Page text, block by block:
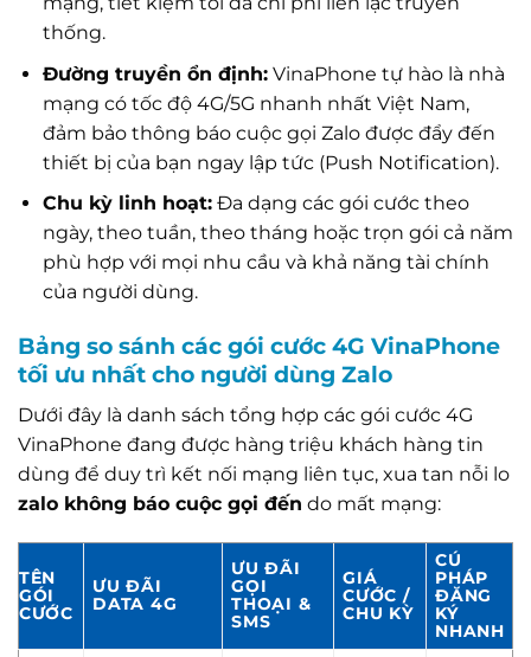
thống.
Đường truyền ổn định:VinaPhone tự hào là nhà
mạng có tốc độ 4G/5G nhanh nhất Việt Nam,
đảm bảo thông báo cuộc gọi Zalo được đẩy đến
thiết bị của bạn ngay lập tức (Push Notification).
Chu kỳ linh hoạt:Đa dạng các gói cước theo
ngày, theo tuần, theo tháng hoặc trọn gói cả năm
phù hợp với mọi nhu cầu và khả năng tài chính
của người dùng.
Bảng so sánh các gói cước 4G VinaPhone
tối ưu nhất cho người dùng Zalo
Dưới đây là danh sách tổng hợp các gói cước 4G
VinaPhone đang được hàng triệu khách hàng tin
dùng để duy trì kết nối mạng liên tục, xua tan nỗi lo
zalo không báo cuộc gọi đến do mất mạng:
TÊN
GÓI
CƯỚC
ƯU ĐÃI
DATA 4G
ƯU ĐÃI
GỌI
THOẠI &
SMS
GIÁ
CƯỚC /
CHU KỲ
CÚ
PHÁP
ĐĂNG
KÝ
NHANH